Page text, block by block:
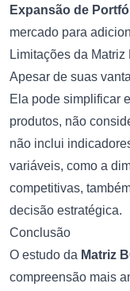
Expansão de
mercado para
Limitações da Matriz
Apesar de suas
Ela pode simplificar
produtos, não
não inclui
variáveis, como a
competitivas,
decisão estratégica.
Conclusão
O estudo da Matriz
compreensão mais